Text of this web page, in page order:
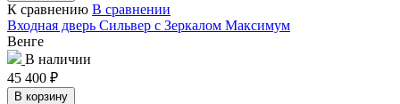
К сравнению В сравнении
Входная дверь Сильвер с Зеркалом Максимум
Венге
В наличии
45 400 ₽
В корзину